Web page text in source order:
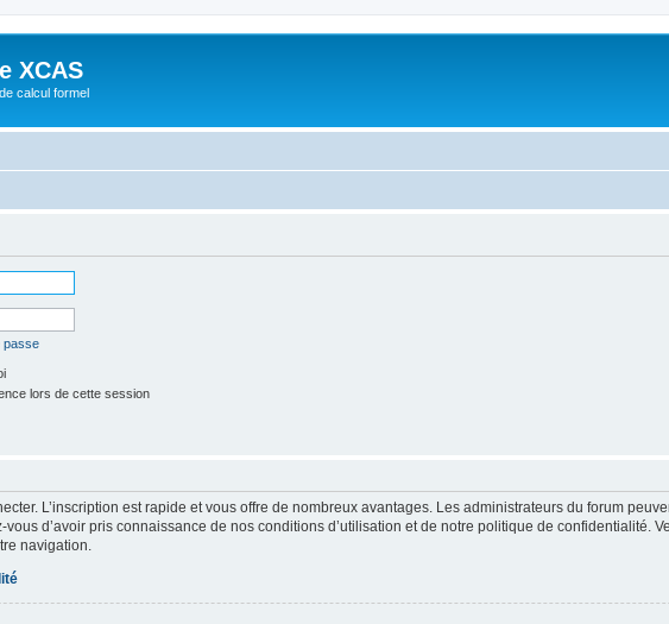
XCAS
calcul formel
passe
lors de cette session
L’inscription est rapide et vous offre de nombreux avantages. Les administrateurs du forum
d’avoir pris connaissance de nos conditions d’utilisation et de notre politique de confidentialité.
navigation.